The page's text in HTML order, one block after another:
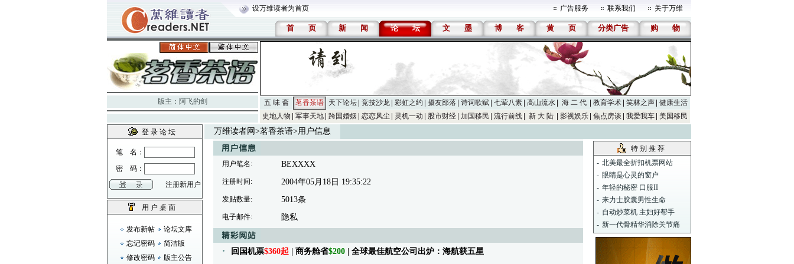
设万维读者为首页 广告服务 联系我们 关于万维
首 页 新 闻 论 坛 文 墨 博 客 黄 页 分类广告 购 物
版主： 阿飞的剑 五 味 斋 茗香茶语 天下论坛 竞技沙龙 彩虹之约 摄友部落 诗词歌赋 七荤八素 高山流水 海 二 代 教育学术 笑林之声 健康生活
史地人物
军事天地 跨国婚姻 恋恋风尘 灵机一动 股市财经 加国移民 流行前线 新 大 陆 影视娱乐 焦点房谈 我爱我车 美国移民
登 录 论 坛
笔 名：
密 码：
注册新用户
用 户 桌 面
发布新帖
论坛文库
忘记密码
简洁版
修改密码
版主公告
万维读者网 >茗香茶语>用户信息
用户笔名: BEXXXX
注册时间: 2004年05月18日 19:35:22
发贴数量: 5013条
电子邮件: 隐私
回国机票$360起 | 商务舱省$200 | 全球最佳航空公司出炉：海航获五星
特 别 推 荐
- 北美最全折扣机票网站
- 眼睛是心灵的窗户
- 年轻的秘密 口服II
- 来力士胶囊男性生命
- 自动炒菜机 主妇好帮手
- 新一代骨精华消除关节痛